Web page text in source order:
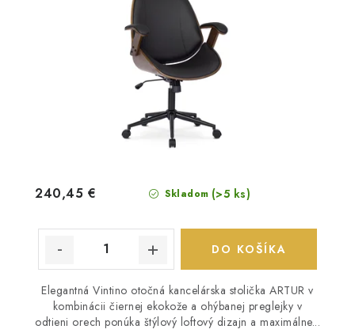
Skladom (>5 ks)
240,45 €
DO KOŠÍKA
Elegantná Vintino otočná kancelárska stolička ARTUR v
kombinácii čiernej ekokože a ohýbanej preglejky v
odtieni orech ponúka štýlový loftový dizajn a maximálne...